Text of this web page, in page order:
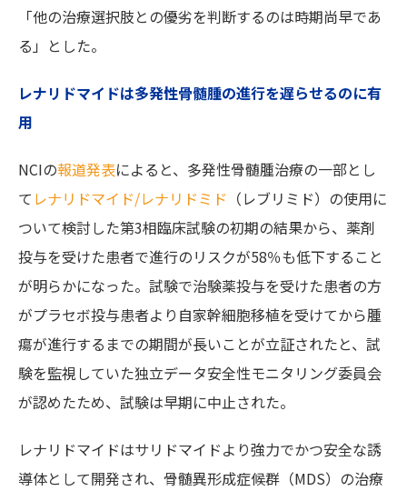
「他の治療選択肢との優劣を判断するのは時期尚早であ
る」とした。
レナリドマイドは多発性骨髄腫の進行を遅らせるのに有
用
NCIの報道発表によると、多発性骨髄腫治療の一部とし
て レナリドマイド/レナリドミド （レブリミド）の使用に
ついて検討した第3相臨床試験の初期の結果から、薬剤
投与を受けた患者で進行のリスクが58％も低下すること
が明らかになった。試験で治験薬投与を受けた患者の方
がプラセボ投与患者より自家幹細胞移植を受けてから腫
瘍が進行するまでの期間が長いことが立証されたと、試
験を監視していた独立データ安全性モニタリング委員会
が認めたため、試験は早期に中止された。
レナリドマイドはサリドマイドより強力でかつ安全な誘
導体として開発され、骨髄異形成症候群（MDS）の治療